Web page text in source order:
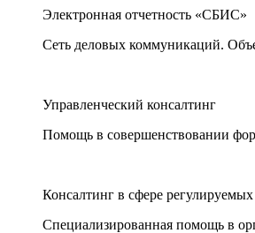
Электронная отчетность «СБИС»
Сеть деловых коммуникаций.
Управленческий консалтинг
Помощь в совершенствовании
Консалтинг в сфере регулируемых
Специализированная помощь в